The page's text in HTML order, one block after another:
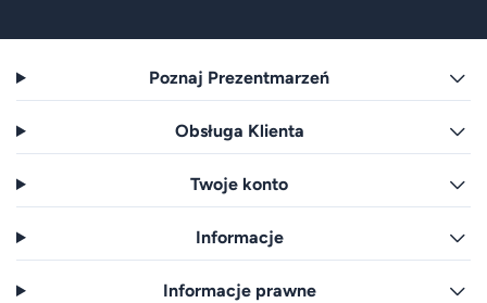
Poznaj Prezentmarzeń
Obsługa Klienta
Twoje konto
Informacje
Informacje prawne